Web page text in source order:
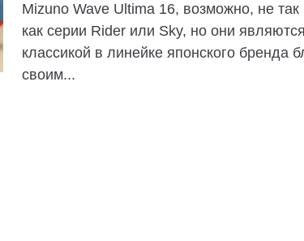
Mizuno Wave Ultima 16, возможно, не так
как серии Rider или Sky, но они являются
классикой в ​​линейке японского бренда
своим...